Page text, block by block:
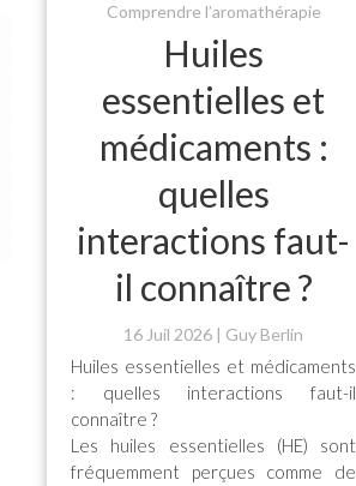
Comprendre l’aromathérapie
Huiles
essentielles et
médicaments :
quelles
interactions faut-
il connaître ?
16 Juil 2026 Guy Berlin
Huiles essentielles et médicaments
: quelles interactions faut-il
connaître ?
Les huiles essentielles (HE) sont
fréquemment perçues comme de